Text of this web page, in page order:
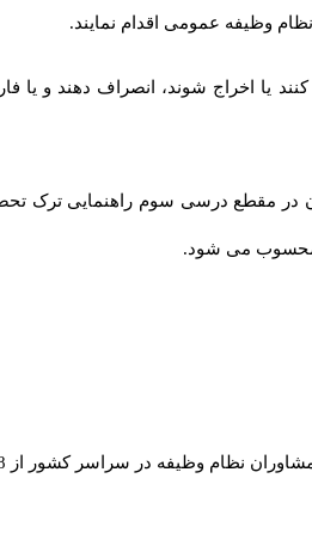
محسوب می شود.
نظام وظیفه در سراسر کشور از 8 صبح الی 12 شب حتی ایام تعطیل